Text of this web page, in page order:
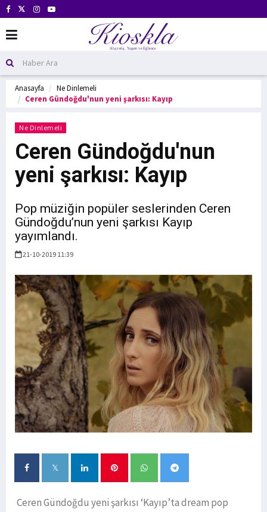
Anasayfa
Ne Dinlemeli
Ceren Gündoğdu'nun yeni şarkısı: Kayıp
Ne Dinlemeli
Ceren Gündoğdu'nun
yeni şarkısı: Kayıp
Pop müziğin popüler seslerinden Ceren
Gündoğdu’nun yeni şarkısı Kayıp
yayımlandı.
21-10-2019 11:39
Ceren Gündoğdu yeni şarkısı ‘Kayıp’ta dream pop